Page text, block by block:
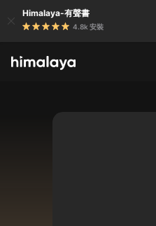
Himalaya-有聲書
4.8k 安裝